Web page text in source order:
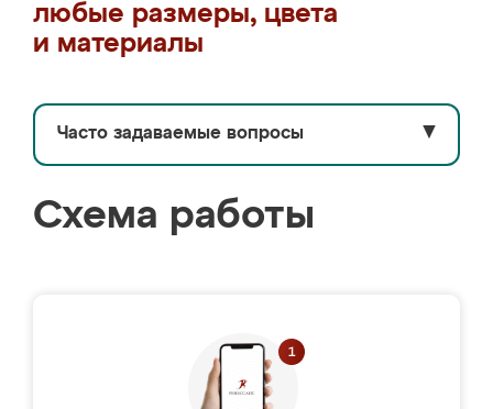
любые размеры, цвета
и материалы
Часто задаваемые вопросы ▼
Схема работы